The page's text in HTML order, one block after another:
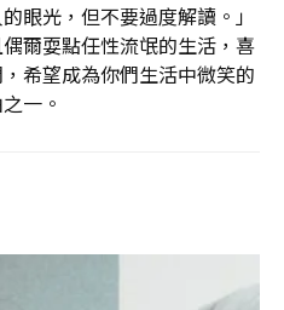
眼光，但不要過度解讀。」
爾耍點任性流氓的生活，喜
希望成為你們生活中微笑的
一。